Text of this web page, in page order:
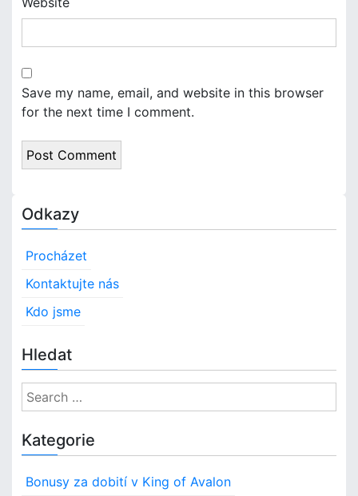
Save my name, email, and website in this browser
for the next time I comment.
Odkazy
Procházet
Kontaktujte nás
Kdo jsme
Hledat
S
e
r
h
Kategorie
Bonusy za dobití v King of Avalon